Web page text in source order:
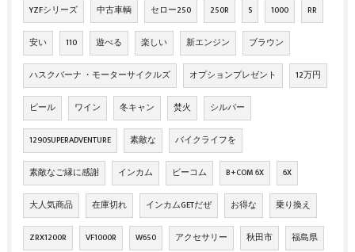
YZFシリーズ 中古車輌 セロー250 250R S 1000 RR
安い 110 遊べる 楽しい 新エンジン ブラウン
ハスクバーナ ・モーターサイクルズ オプションプレゼント 12万円
ビール ワイン 冬キャン 焚火 シルバー
1290SUPERADVENTURE 素敵な バイクライフを
素敵なご縁に感謝 インカム ビーコム B+COM 6X 6X
大人気商品 在庫切れ インカムGETだぜ お得な 乗り換え
ZRX1200R VF1000R W650 アクセサリー 秋田市 福島県